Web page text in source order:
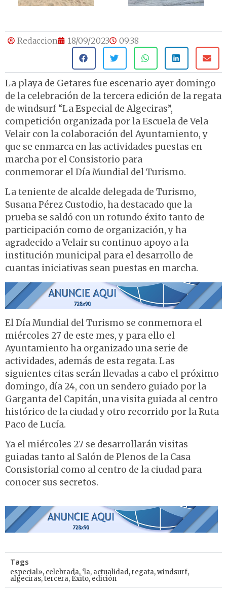
Redaccion 18/09/2023 09:38
La playa de Getares fue escenario ayer domingo
de la celebración de la tercera edición de la regata
de windsurf “La Especial de Algeciras”,
competición organizada por la Escuela de Vela
Velair con la colaboración del Ayuntamiento, y
que se enmarca en las actividades puestas en
marcha por el Consistorio para
conmemorar el Día Mundial del Turismo.
La teniente de alcalde delegada de Turismo,
Susana Pérez Custodio, ha destacado que la
prueba se saldó con un rotundo éxito tanto de
participación como de organización, y ha
agradecido a Velair su continuo apoyo a la
institución municipal para el desarrollo de
cuantas iniciativas sean puestas en marcha.
El Día Mundial del Turismo se conmemora el
miércoles 27 de este mes, y para ello el
Ayuntamiento ha organizado una serie de
actividades, además de esta regata. Las
siguientes citas serán llevadas a cabo el próximo
domingo, día 24, con un sendero guiado por la
Garganta del Capitán, una visita guiada al centro
histórico de la ciudad y otro recorrido por la Ruta
Paco de Lucía.
Ya el miércoles 27 se desarrollarán visitas
guiadas tanto al Salón de Plenos de la Casa
Consistorial como al centro de la ciudad para
conocer sus secretos.
Tags
especial», celebrada, ‘la, actualidad,regata,windsurf,
algeciras,tercera, Éxito,edición